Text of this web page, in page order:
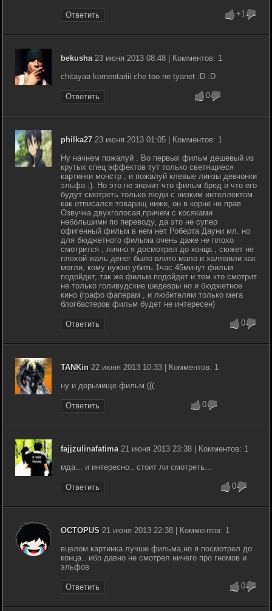
Ответить +1
bekusha23 июня 2013 08:48 | Комментов: 1
chitayaa komentariii che too ne tyanet :D :D
Ответить 0
philka2723 июня 2013 01:05 | Комментов: 1
Ну начнем пожалуй . Во первых фильм дешевый из
крутых спец эффектов тут только светящиеся
картинки монстр , и пожалуй клевые линзы девчонки
эльфа :). Но это не значит что фильм бред и что его
будут смотреть только люди с низким интеллектом
как отписался товарищ ниже, он в корне не прав .
Озвучка двухголосая,причем с косяками
небольшими по переводу, да это не супер
офигенный фильм в нем нет Роберта Дауни мл. но
для бюджетного фильма очень даже не плохо
смотрится , лично я досмотрел до конца , сюжет не
плохой жаль денег было влито мало и халявили как
могли, кому нужно убить 1час.45минут фильм
подойдет, так же фильм подойдет и тем кто смотрит
не только голивудские шедевры но и бюджетное
кино (графо фаперам , и любителям только мега
блогбастеров фильм будет не интересен)
Ответить 0
TANKin 22 июня 2013 10:33 | Комментов: 1
ну и дерьмище фильм (((
Ответить 0
fajjzulinafatima21 июня 2013 23:38 | Комментов: 1
мда... и интересно.. стоит ли смотреть...
Ответить 0
OCTOPUS 21 июня 2013 22:38 | Комментов: 1
вцелом картинка лучше фильма,но я посмотрел до
конца.. ибо давно не смотрел ничего про гномов и
эльфов
Ответить 0